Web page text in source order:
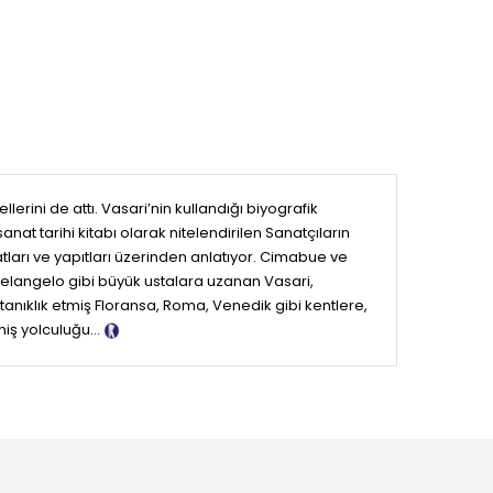
de attı. Vasari’nin kullandığı biyografik
tarihi kitabı olarak nitelendirilen Sanatçıların
ve yapıtları üzerinden anlatıyor. Cimabue ve
gibi büyük ustalara uzanan Vasari,
etmiş Floransa, Roma, Venedik gibi kentlere,
yolculuğu…